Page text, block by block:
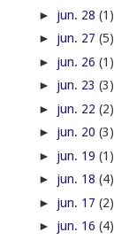
► jun. 28 (1)
► jun. 27 (5)
► jun. 26 (1)
► jun. 23 (3)
► jun. 22 (2)
► jun. 20 (3)
► jun. 19 (1)
► jun. 18 (4)
► jun. 17 (2)
► jun. 16 (4)